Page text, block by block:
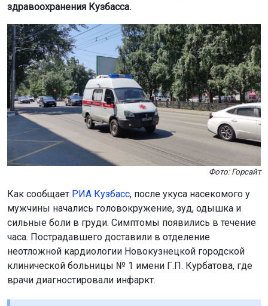
здравоохранения Кузбасса.
Фото: Горсайт
Как сообщает РИА Кузбасс, после укуса насекомого у
мужчины начались головокружение, зуд, одышка и
сильные боли в груди. Симптомы появились в течение
часа. Пострадавшего доставили в отделение
неотложной кардиологии Новокузнецкой городской
клинической больницы № 1 имени Г.П. Курбатова, где
врачи диагностировали инфаркт.